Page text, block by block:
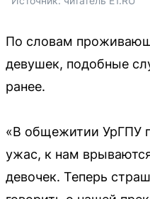
По словам
девушек, подобные
ранее.
«В общежитии УрГПУ
ужас, к нам
девочек. Теперь